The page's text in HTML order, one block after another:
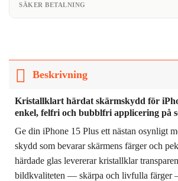
SÄKER BETALNING
Beskrivning
Kristallklart härdat skärmskydd för
enkel, felfri och bubblfri applicering på
Ge din iPhone 15 Plus ett nästan osynligt
skydd som bevarar skärmens färger och
härdade glas levererar kristallklar
bildkvaliteten — skärpa och livfulla